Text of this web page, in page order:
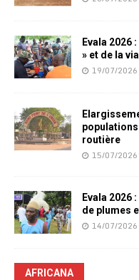
Evala 2026
» et de la
19/07/2026
routière
15/07/2026
Evala 2026
de plumes
14/07/2026
AFRICANA